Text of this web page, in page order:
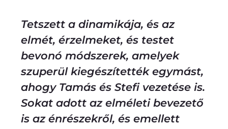
Tetszett a dinamikája, és az
elmét, érzelmeket, és testet
bevonó módszerek, amelyek
szuperül kiegészítették egymást,
ahogy Tamás és Stefi vezetése is.
Sokat adott az elméleti bevezető
is az énrészekről, és emellett